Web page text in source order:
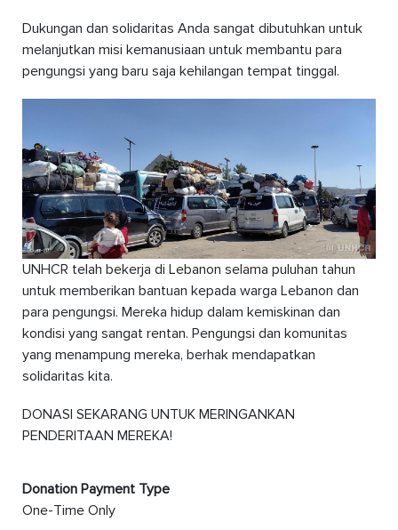
Dukungan dan solidaritas Anda sangat dibutuhkan untuk
melanjutkan misi kemanusiaan untuk membantu para
pengungsi yang baru saja kehilangan tempat tinggal.
UNHCR telah bekerja di Lebanon selama puluhan tahun
untuk memberikan bantuan kepada warga Lebanon dan
para pengungsi. Mereka hidup dalam kemiskinan dan
kondisi yang sangat rentan. Pengungsi dan komunitas
yang menampung mereka, berhak mendapatkan
solidaritas kita.
DONASI SEKARANG UNTUK MERINGANKAN
PENDERITAAN MEREKA!
Donation Payment Type
One-Time Only